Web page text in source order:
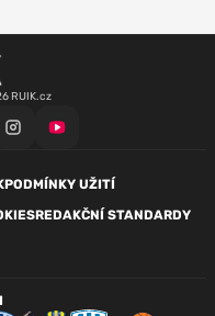
RUIK.cz
PODMÍNKY UŽITÍ
REDAKČNÍ STANDARDY